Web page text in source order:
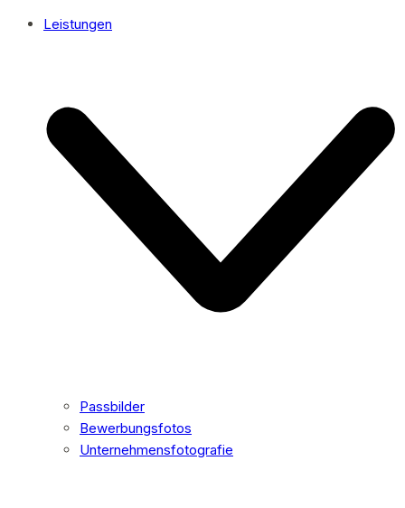
Leistungen
Passbilder
Bewerbungsfotos
Unternehmensfotografie